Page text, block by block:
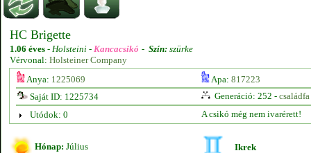
HC Brigette
1.06 éves - Holsteini - Kancacsikó - Szín: szürke
Vérvonal: Holsteiner Company
Anya: 1225069 Apa: 817223
Saját ID: 1225734
Generáció: 252 - családfa
Utódok: 0
A csikó még nem ivarérett!
Hónap: Július Ikrek